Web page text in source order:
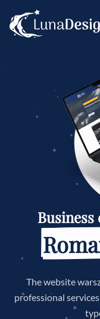
Business
The website
professional